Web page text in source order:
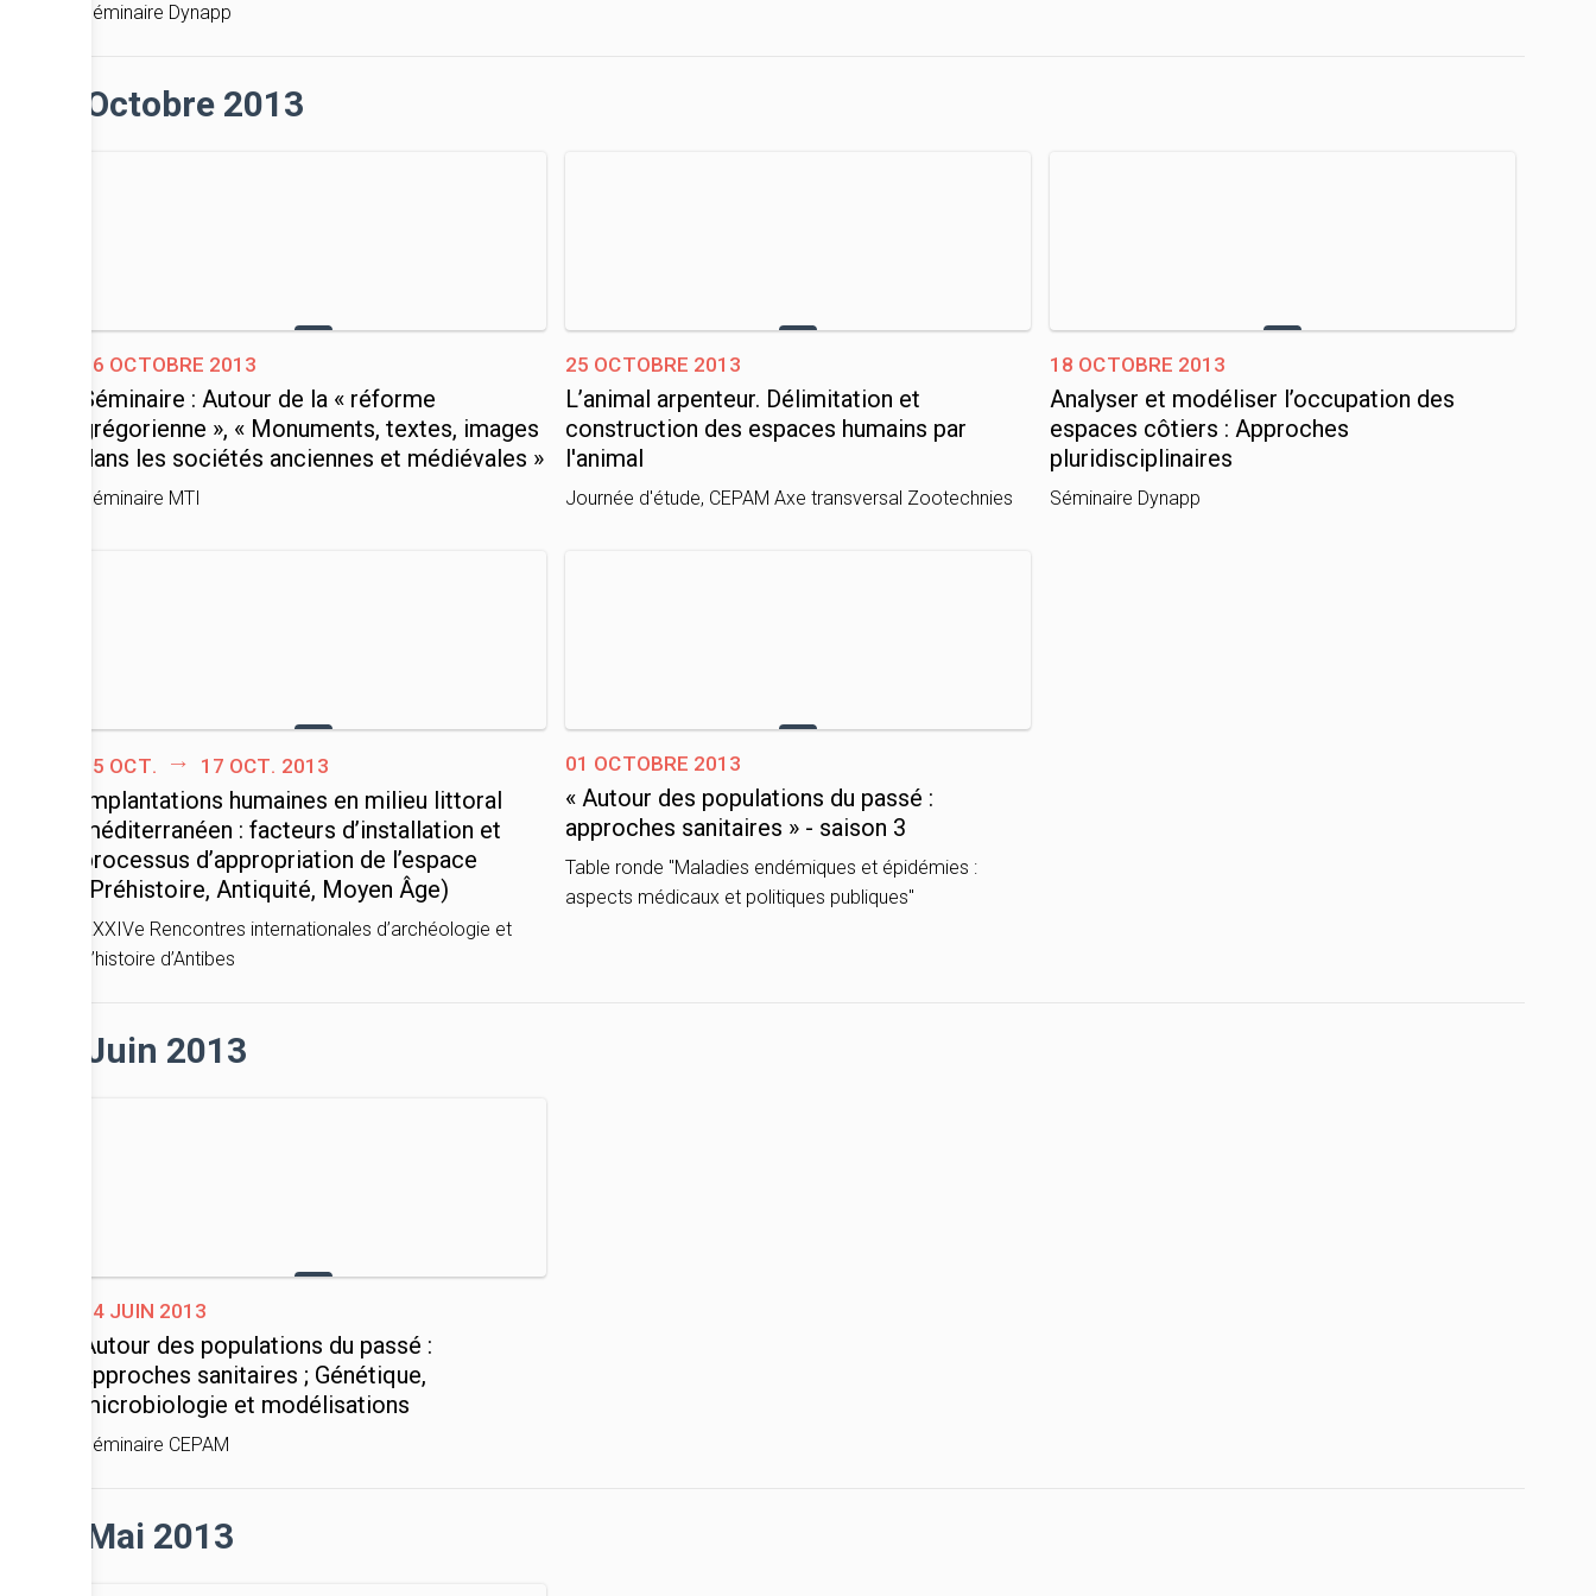
Séminaire Dynapp
Octobre 2013
26 octobre 2013
Séminaire : Autour de la « réforme
grégorienne », « Monuments, textes, images
dans les sociétés anciennes et médiévales »
Séminaire MTI
25 octobre 2013
L’animal arpenteur. Délimitation et
construction des espaces humains par
l'animal
Journée d'étude, CEPAM Axe transversal Zootechnies
18 octobre 2013
Analyser et modéliser l’occupation des
espaces côtiers : Approches
pluridisciplinaires
Séminaire Dynapp
15 oct. 17 oct. 2013
Implantations humaines en milieu littoral
méditerranéen : facteurs d’installation et
processus d’appropriation de l’espace
(Préhistoire, Antiquité, Moyen Âge)
XXXIVe Rencontres internationales d’archéologie et
d’histoire d’Antibes
01 octobre 2013
« Autour des populations du passé :
approches sanitaires » - saison 3
Table ronde "Maladies endémiques et épidémies :
aspects médicaux et politiques publiques"
Juin 2013
04 juin 2013
Autour des populations du passé :
approches sanitaires ; Génétique,
microbiologie et modélisations
Séminaire CEPAM
Mai 2013